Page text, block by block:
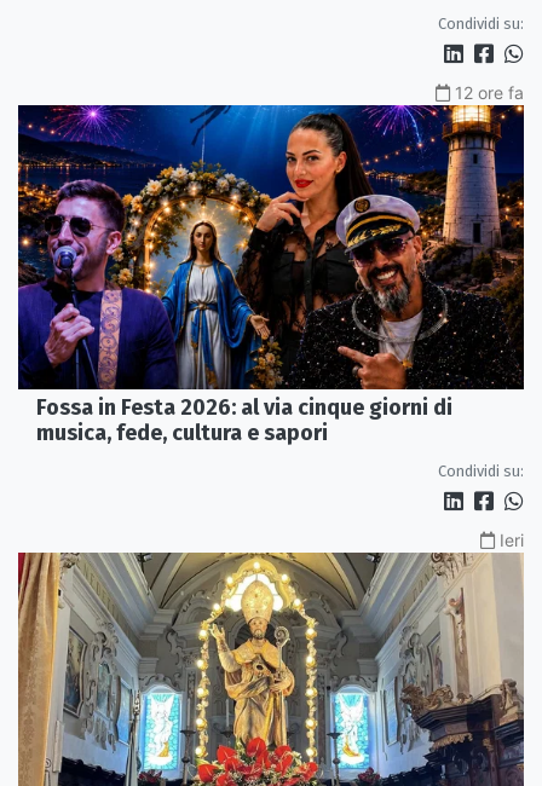
Condividi su:
12 ore fa
Fossa in Festa 2026: al via cinque giorni di
musica, fede, cultura e sapori
Condividi su:
Ieri